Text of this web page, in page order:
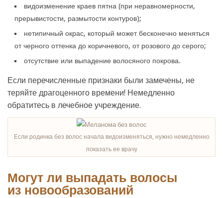
видоизменение краев пятна (при неравномерности,
прерывистости, размытости контуров);
нетипичный окрас, который может бесконечно меняться
от черного оттенка до коричневого, от розового до серого;
отсутствие или выпадение волосяного покрова.
Если перечисленные признаки были замечены, не
теряйте драгоценного времени! Немедленно
обратитесь в лечебное учреждение.
Если родинка без волос начала видоизменяться, нужно немедленно
показать ее врачу
Могут ли выпадать волосы
из новообразований